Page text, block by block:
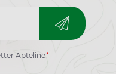
Apteline*